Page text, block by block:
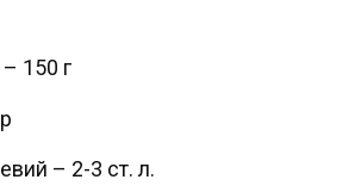
– 150 г
– 2-3 ст. л.